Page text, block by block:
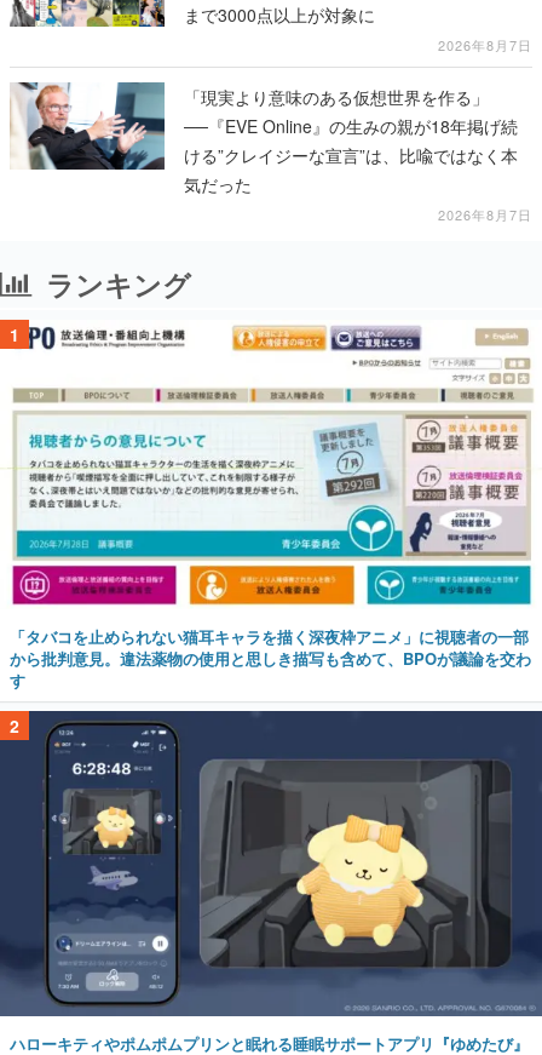
まで3000点以上が対象に
2026年8月7日
「現実より意味のある仮想世界を作る」
──『EVE Online』の生みの親が18年掲げ続
ける”クレイジーな宣言”は、比喩ではなく本
気だった
2026年8月7日
ランキング
1
「タバコを止められない猫耳キャラを描く深夜枠アニメ」に視聴者の一部
から批判意見。違法薬物の使用と思しき描写も含めて、BPOが議論を交わ
す
2
ハローキティやポムポムプリンと眠れる睡眠サポートアプリ『ゆめたび』